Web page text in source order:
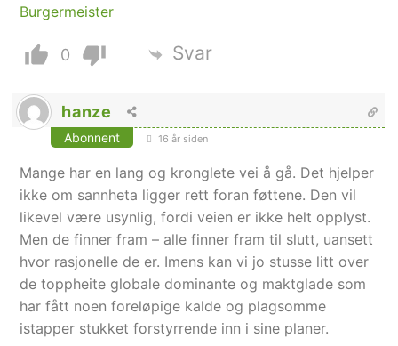
Burgermeister
0 Svar
hanze
Abonnent 16 år siden
Mange har en lang og kronglete vei å gå. Det hjelper
ikke om sannheta ligger rett foran føttene. Den vil
likevel være usynlig, fordi veien er ikke helt opplyst.
Men de finner fram – alle finner fram til slutt, uansett
hvor rasjonelle de er. Imens kan vi jo stusse litt over
de toppheite globale dominante og maktglade som
har fått noen foreløpige kalde og plagsomme
istapper stukket forstyrrende inn i sine planer.